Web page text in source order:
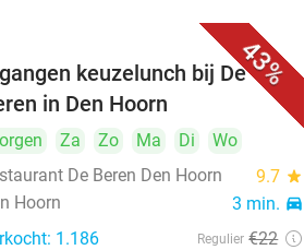
43%
keuzelunch bij De
in Den Hoorn
Za Zo Ma Di
Wo
De Beren Den Hoorn
9.7 star
Hoorn 3 min. directions_car
1.186 Regulier €22